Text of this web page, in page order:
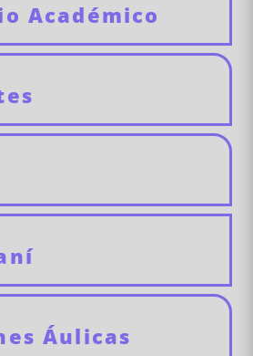
Académico
Áulicas